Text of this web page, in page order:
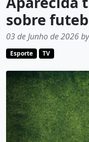
sobre
03 de Junho de 2026
Esporte TV